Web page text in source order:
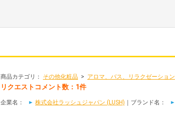
商品カテゴリ： その他化粧品 > アロマ、バス、リラクゼーション
リクエストコメント数：1件
企業名： 株式会社ラッシュジャパン (LUSH) ｜ブランド名：